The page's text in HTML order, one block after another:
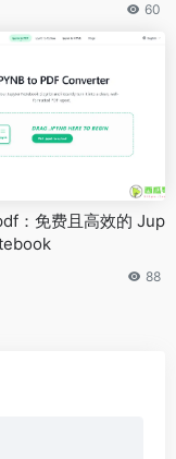
60
：免费且高效的 Jup
88